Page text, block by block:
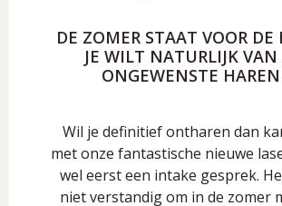
DE ZOMER STAAT VOOR DE
JE WILT NATURLIJK VAN
ONGEWENSTE
Wil je definitief ontharen dan
met onze fantastische nieuwe
wel eerst een intake gesprek.
niet verstandig om in de zomer